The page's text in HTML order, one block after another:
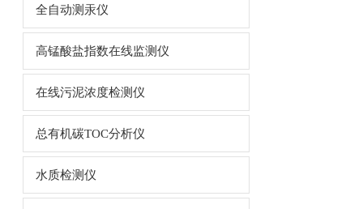
全自动测汞仪
高锰酸盐指数在线监测仪
在线污泥浓度检测仪
总有机碳TOC分析仪
水质检测仪